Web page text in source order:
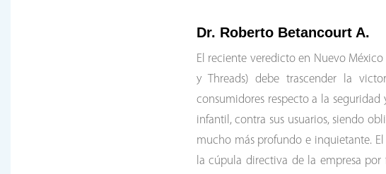
Dr. Roberto Betancourt A.
El reciente veredicto en Nuevo
y Threads) debe trascender la
consumidores respecto a la
infantil, contra sus usuarios, siendo
mucho más profundo e inquietante.
la cúpula directiva de la empresa